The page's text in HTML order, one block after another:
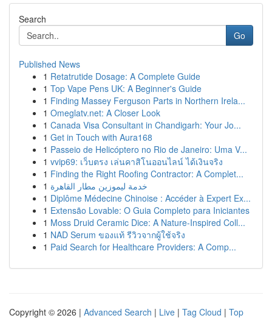
Search
Go
Published News
1 Retatrutide Dosage: A Complete Guide
1 Top Vape Pens UK: A Beginner's Guide
1 Finding Massey Ferguson Parts in Northern Irela...
1 Omeglatv.net: A Closer Look
1 Canada Visa Consultant in Chandigarh: Your Jo...
1 Get in Touch with Aura168
1 Passeio de Helicóptero no Rio de Janeiro: Uma V...
1 vvip69: เว็บตรง เล่นคาสิโนออนไลน์ ได้เงินจริง
1 Finding the Right Roofing Contractor: A Complet...
1 خدمة ليموزين مطار القاهرة
1 Diplôme Médecine Chinoise : Accéder à Expert Ex...
1 Extensão Lovable: O Guia Completo para Iniciantes
1 Moss Druid Ceramic Dice: A Nature-Inspired Coll...
1 NAD Serum ของแท้ รีวิวจากผู้ใช้จริง
1 Paid Search for Healthcare Providers: A Comp...
Copyright © 2026 | Advanced Search | Live | Tag Cloud | Top